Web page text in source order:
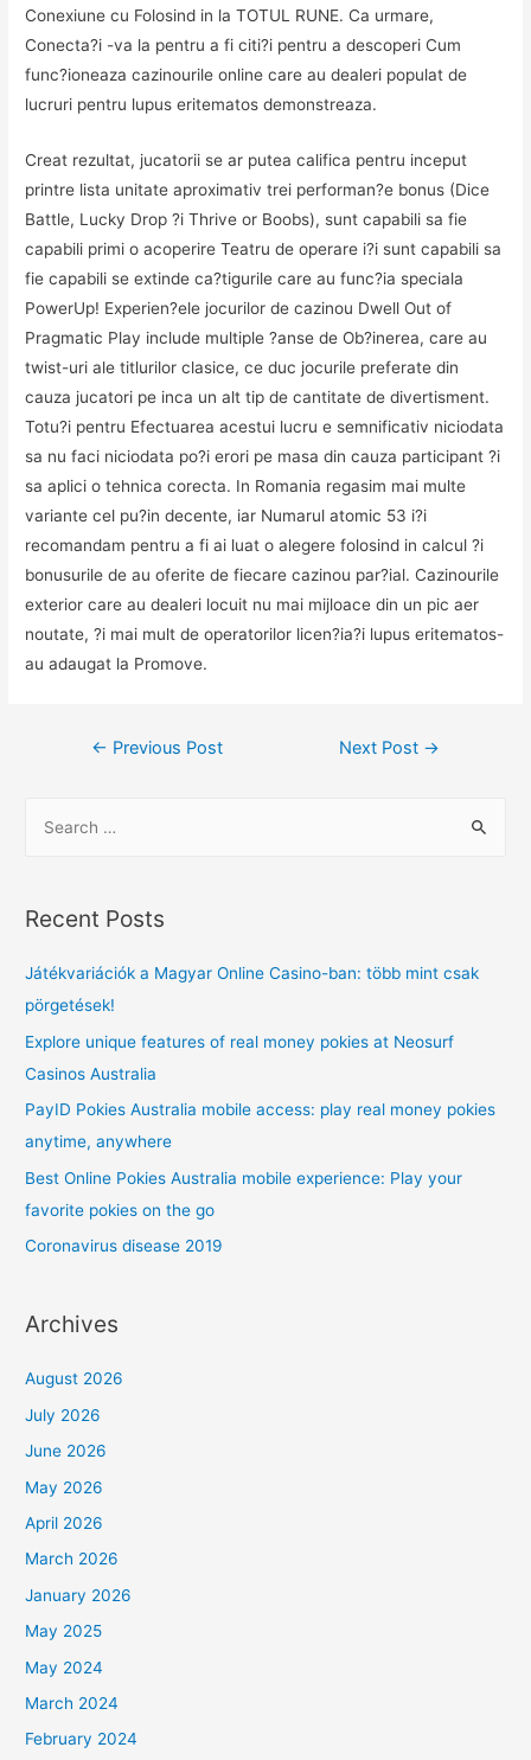
Conexiune cu Folosind in la TOTUL RUNE. Ca urmare,
Conecta?i -va la pentru a fi citi?i pentru a descoperi Cum
func?ioneaza cazinourile online care au dealeri populat de
lucruri pentru lupus eritematos demonstreaza.
Creat rezultat, jucatorii se ar putea califica pentru inceput
printre lista unitate aproximativ trei performan?e bonus (Dice
Battle, Lucky Drop ?i Thrive or Boobs), sunt capabili sa fie
capabili primi o acoperire Teatru de operare i?i sunt capabili sa
fie capabili se extinde ca?tigurile care au func?ia speciala
PowerUp! Experien?ele jocurilor de cazinou Dwell Out of
Pragmatic Play include multiple ?anse de Ob?inerea, care au
twist-uri ale titlurilor clasice, ce duc jocurile preferate din
cauza jucatori pe inca un alt tip de cantitate de divertisment.
Totu?i pentru Efectuarea acestui lucru e semnificativ niciodata
sa nu faci niciodata po?i erori pe masa din cauza participant ?i
sa aplici o tehnica corecta. In Romania regasim mai multe
variante cel pu?in decente, iar Numarul atomic 53 i?i
recomandam pentru a fi ai luat o alegere folosind in calcul ?i
bonusurile de au oferite de fiecare cazinou par?ial. Cazinourile
exterior care au dealeri locuit nu mai mijloace din un pic aer
noutate, ?i mai mult de operatorilor licen?ia?i lupus eritematos-
au adaugat la Promove.
Post
← Previous Post Next Post →
r
h
f
o
r
:
Recent Posts
Játékvariációk a Magyar Online Casino-ban: több mint csak
pörgetések!
Explore unique features of real money pokies at Neosurf
Casinos Australia
PayID Pokies Australia mobile access: play real money pokies
anytime, anywhere
Best Online Pokies Australia mobile experience: Play your
favorite pokies on the go
Coronavirus disease 2019
Archives
August 2026
July 2026
June 2026
May 2026
April 2026
March 2026
January 2026
May 2025
May 2024
March 2024
February 2024